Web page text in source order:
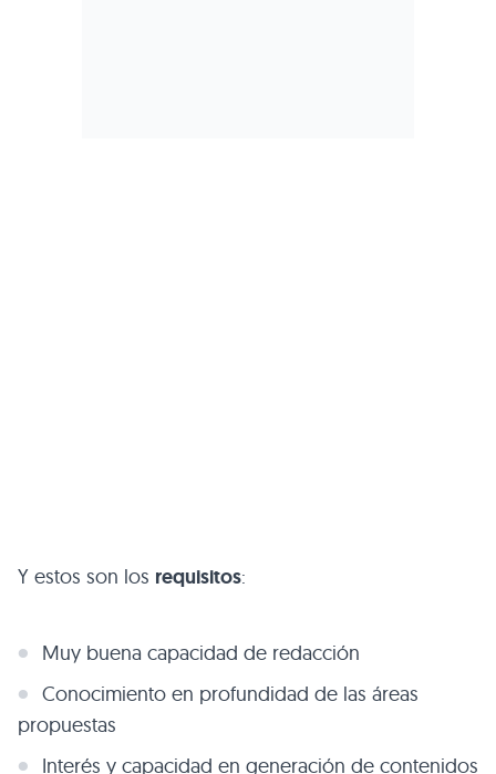
Y estos son los requisitos:
Muy buena capacidad de redacción
Conocimiento en profundidad de las áreas
propuestas
Interés y capacidad en generación de contenidos